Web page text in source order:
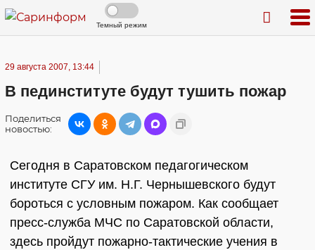
Темный режим
29 августа 2007, 13:44
В пединституте будут тушить пожар
Поделиться
новостью:
Сегодня в Саратовском педагогическом
институте СГУ им. Н.Г. Чернышевского будут
бороться с условным пожаром. Как сообщает
пресс-служба МЧС по Саратовской области,
здесь пройдут пожарно-тактические учения в